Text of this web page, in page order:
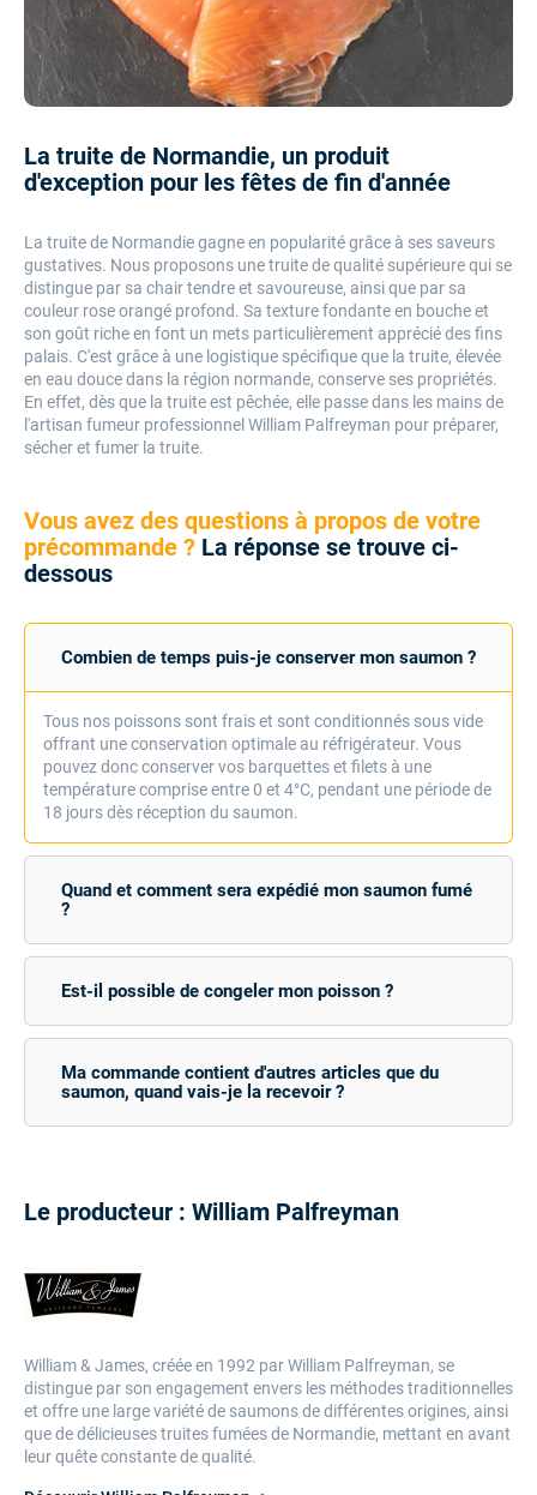
La truite de Normandie, un produit
d'exception pour les fêtes de fin d'année
La truite de Normandie gagne en popularité grâce à ses saveurs
gustatives. Nous proposons une truite de qualité supérieure qui se
distingue par sa chair tendre et savoureuse, ainsi que par sa
couleur rose orangé profond. Sa texture fondante en bouche et
son goût riche en font un mets particulièrement apprécié des fins
palais. C'est grâce à une logistique spécifique que la truite, élevée
en eau douce dans la région normande, conserve ses propriétés.
En effet, dès que la truite est pêchée, elle passe dans les mains de
l'artisan fumeur professionnel William Palfreyman pour préparer,
sécher et fumer la truite.
Vous avez des questions à propos de votre
précommande ? La réponse se trouve ci-
dessous
Combien de temps puis-je conserver mon saumon ?
Tous nos poissons sont frais et sont conditionnés sous vide
offrant une conservation optimale au réfrigérateur. Vous
pouvez donc conserver vos barquettes et filets à une
température comprise entre 0 et 4°C, pendant une période de
18 jours dès réception du saumon.
Quand et comment sera expédié mon saumon fumé
?
Est-il possible de congeler mon poisson ?
Ma commande contient d'autres articles que du
saumon, quand vais-je la recevoir ?
Le producteur : William Palfreyman
William & James, créée en 1992 par William Palfreyman, se
distingue par son engagement envers les méthodes traditionnelles
et offre une large variété de saumons de différentes origines, ainsi
que de délicieuses truites fumées de Normandie, mettant en avant
leur quête constante de qualité.